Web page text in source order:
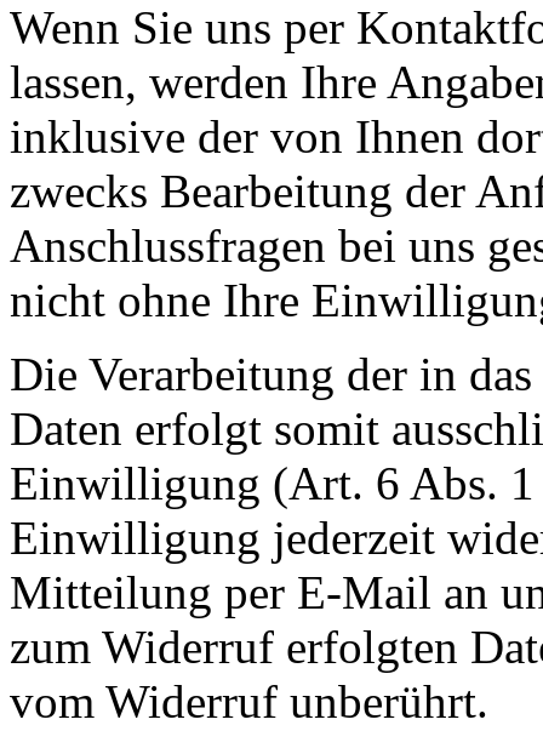
Wenn Sie uns per
lassen, werden Ihre
inklusive der von Ihnen
zwecks Bearbeitung der
Anschlussfragen bei uns
nicht ohne Ihre
Die Verarbeitung der in
Daten erfolgt somit
Einwilligung (Art. 6 Abs. 1
Einwilligung jederzeit
Mitteilung per E-Mail an
zum Widerruf erfolgten
vom Widerruf unberührt.